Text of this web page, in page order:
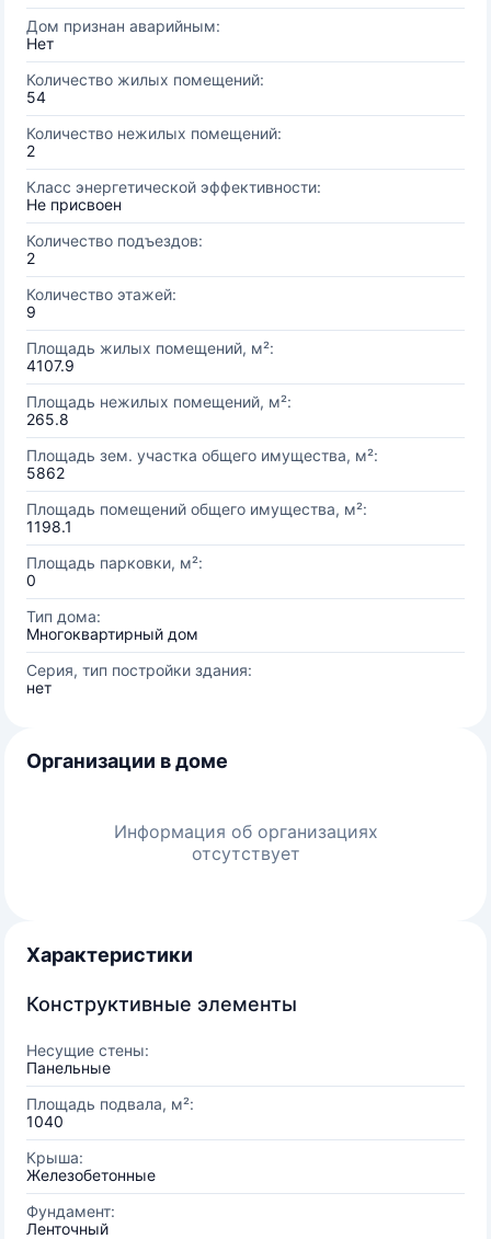
Дом признан аварийным:
Нет
Количество жилых помещений:
54
Количество нежилых помещений:
2
Класс энергетической эффективности:
Не присвоен
Количество подъездов:
2
Количество этажей:
9
Площадь жилых помещений, м²:
4107.9
Площадь нежилых помещений, м²:
265.8
Площадь зем. участка общего имущества, м²:
5862
Площадь помещений общего имущества, м²:
1198.1
Площадь парковки, м²:
0
Тип дома:
Многоквартирный дом
Серия, тип постройки здания:
нет
Организации в доме
Информация об организациях
отсутствует
Характеристики
Конструктивные элементы
Несущие стены:
Панельные
Площадь подвала, м²:
1040
Крыша:
Железобетонные
Фундамент:
Ленточный